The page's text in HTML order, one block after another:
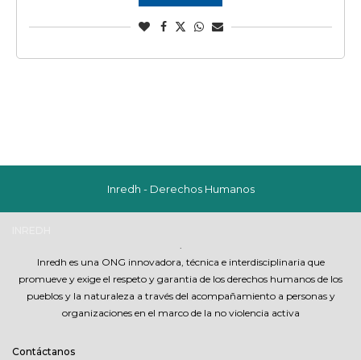
Inredh - Derechos Humanos
Inredh es una ONG innovadora, técnica e interdisciplinaria que
promueve y exige el respeto y garantia de los derechos humanos de los
pueblos y la naturaleza a través del acompañamiento a personas y
organizaciones en el marco de la no violencia activa
Contáctanos